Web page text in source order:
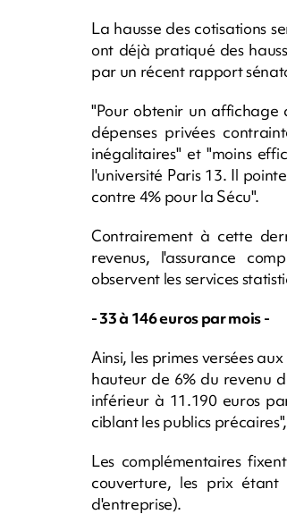
La hausse des cotisations
ont déjà pratiqué des
par un récent rapport
"Pour obtenir un affichage
dépenses privées
inégalitaires" et "moins
l'université Paris 13. Il
contre 4% pour la Sécu".
Contrairement à cette
revenus, l'assurance
observent les services
- 33 à 146 euros par mois -
Ainsi, les primes versées
hauteur de 6% du revenu
inférieur à 11.190 euros
ciblant les publics
Les complémentaires
couverture, les prix étant
d'entreprise).